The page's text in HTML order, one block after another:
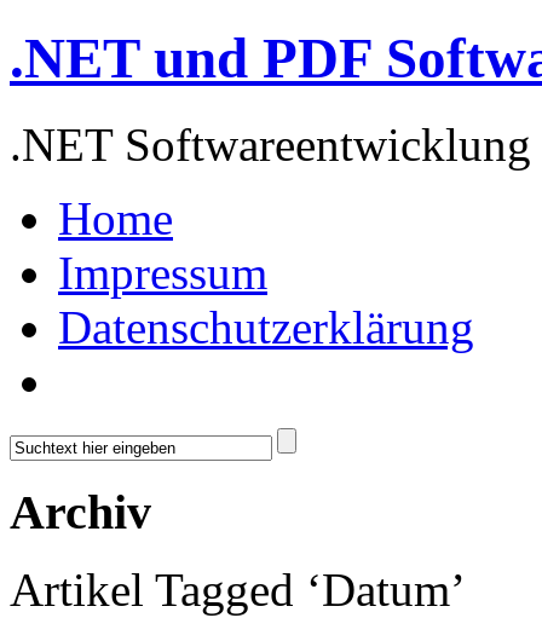
.NET und PDF
.NET
Home
Impressum
Datenschutzerklärung
Archiv
Artikel Tagged ‘Datum’